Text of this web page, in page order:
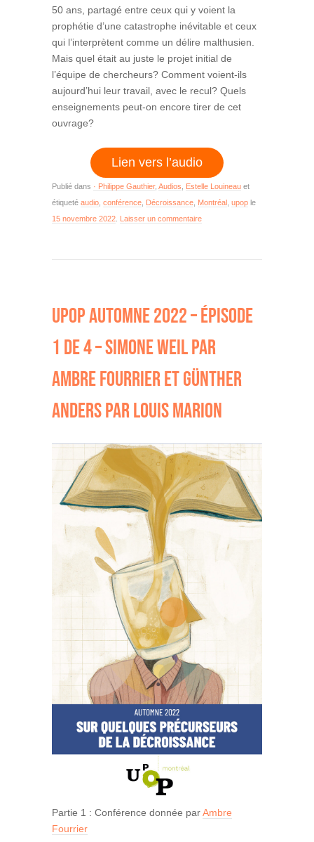
50 ans, partagé entre ceux qui y voient la
prophétie d’une catastrophe inévitable et ceux
qui l’interprètent comme un délire malthusien.
Mais quel était au juste le projet initial de
l’équipe de chercheurs? Comment voient-ils
aujourd’hui leur travail, avec le recul? Quels
enseignements peut-on encore tirer de cet
ouvrage?
Lien vers l’audio
Publié dans · Philippe Gauthier, Audios Estelle Louineau et
étiqueté audio conférence Décroissance Montréal upop le
15 novembre 2022 Laisser un commentaire
UPOP AUTOMNE 2022 – ÉPISODE
1 DE 4 – SIMONE WEIL PAR
AMBRE FOURRIER ET GÜNTHER
ANDERS PAR LOUIS MARION
Partie 1 : Conférence donnée parAmbre
Fourrier